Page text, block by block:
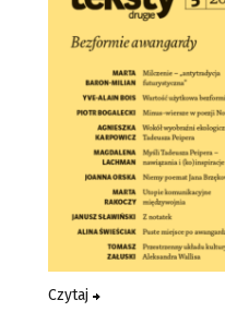
Czytaj